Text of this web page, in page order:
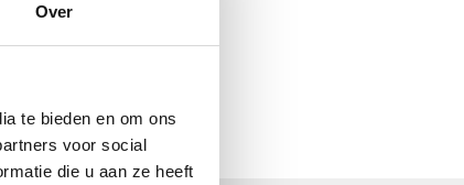
Over
te bieden en om ons
voor social
die u aan ze heeft